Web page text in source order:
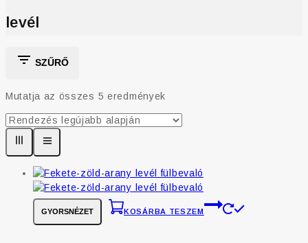
levél
SZŰRŐ
Mutatja az összes 5 eredmények
GYORSNÉZET KOSÁRBA TESZEM